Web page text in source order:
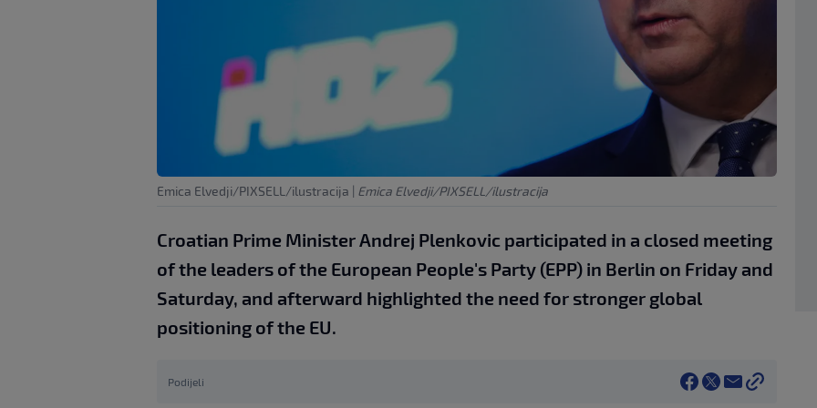
Emica Elvedji/PIXSELL/ilustracija | Emica Elvedji/PIXSELL/ilustracija
Croatian Prime Minister Andrej Plenkovic participated in a closed meeting
of the leaders of the European People's Party (EPP) in Berlin on Friday and
Saturday, and afterward highlighted the need for stronger global
positioning of the EU.
Podijeli